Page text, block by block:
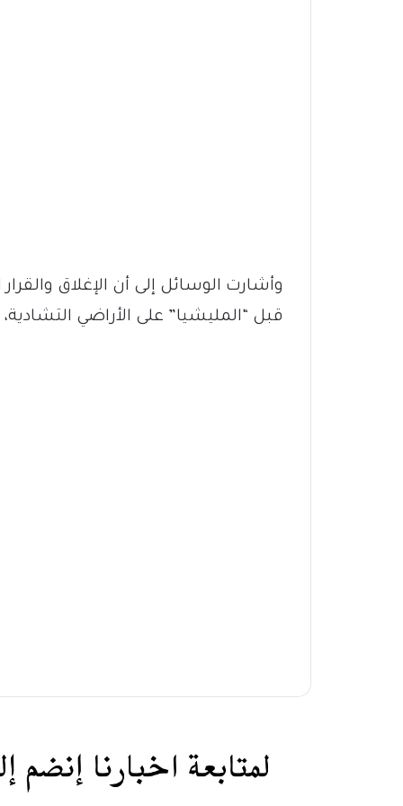
وأشارت الوسائل إلى أن الإغلاق
قبل “المليشيا” على الأراضي